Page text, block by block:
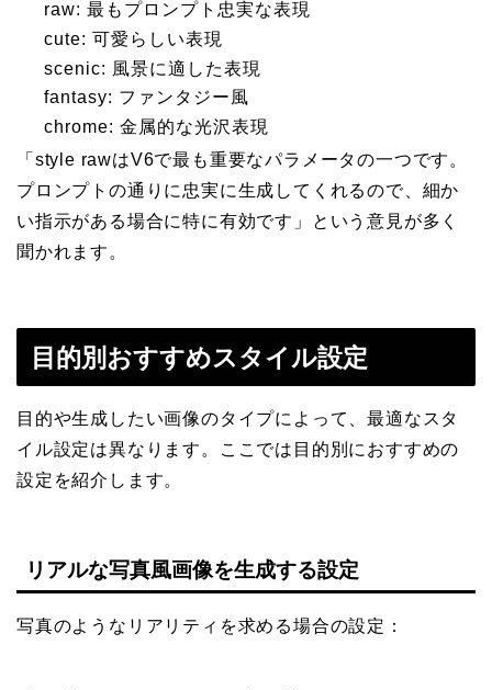
raw: 最もプロンプト忠実な表現
cute: 可愛らしい表現
scenic: 風景に適した表現
fantasy: ファンタジー風
chrome: 金属的な光沢表現
「style rawはV6で最も重要なパラメータの一つです。
プロンプトの通りに忠実に生成してくれるので、細か
い指示がある場合に特に有効です」という意見が多く
聞かれます。
目的別おすすめスタイル設定
目的や生成したい画像のタイプによって、最適なスタ
イル設定は異なります。ここでは目的別におすすめの
設定を紹介します。
リアルな写真風画像を生成する設定
写真のようなリアリティを求める場合の設定：